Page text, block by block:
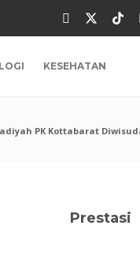
KESEHATAN
PK Kottabarat
Prestasi